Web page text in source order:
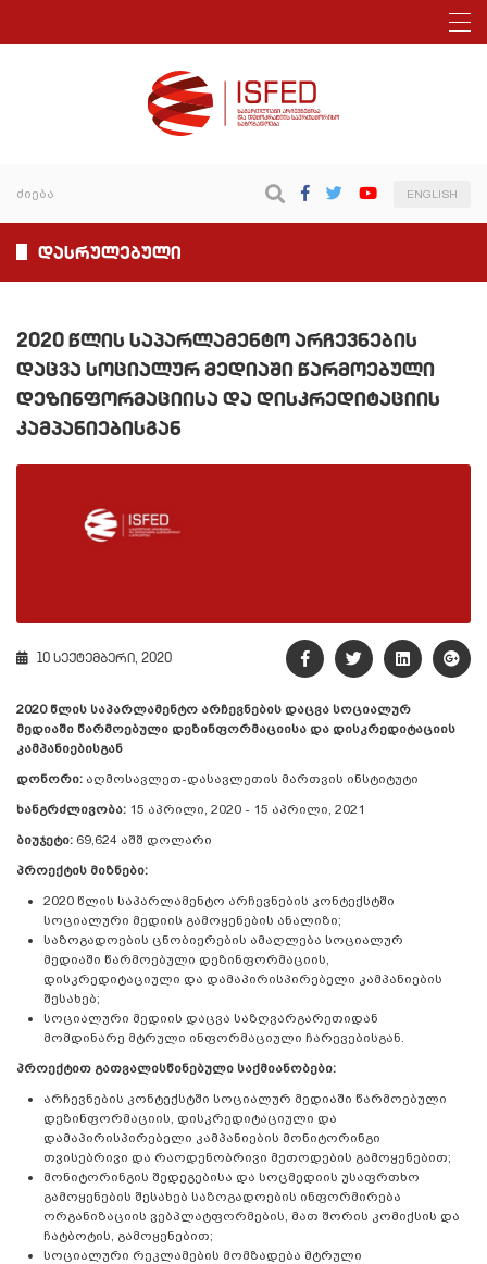
ENGLISH
დასრულებული
2020 წლის საპარლამენტო არჩევნების
დაცვა სოციალურ მედიაში წარმოებული
დეზინფორმაციისა და დისკრედიტაციის
კამპანიებისგან
10 სექტემბერი, 2020
2020 წლის საპარლამენტო არჩევნების დაცვა სოციალურ
მედიაში წარმოებული დეზინფორმაციისა და დისკრედიტაციის
კამპანიებისგან
დონორი: აღმოსავლეთ-დასავლეთის მართვის ინსტიტუტი
ხანგრძლივობა: 15 აპრილი, 2020 - 15 აპრილი, 2021
ბიუჯეტი: 69,624 აშშ დოლარი
პროექტის მიზნები:
2020 წლის საპარლამენტო არჩევნების კონტექსტში
სოციალური მედიის გამოყენების ანალიზი;
საზოგადოების ცნობიერების ამაღლება სოციალურ
მედიაში წარმოებული დეზინფორმაციის,
დისკრედიტაციული და დამაპირისპირებელი კამპანიების
შესახებ;
სოციალური მედიის დაცვა საზღვარგარეთიდან
მომდინარე მტრული ინფორმაციული ჩარევებისგან.
პროექტით გათვალისწინებული საქმიანობები:
არჩევნების კონტექსტში სოციალურ მედიაში წარმოებული
დეზინფორმაციის, დისკრედიტაციული და
დამაპირისპირებელი კამპანიების მონიტორინგი
თვისებრივი და რაოდენობრივი მეთოდების გამოყენებით;
მონიტორინგის შედეგებისა და სოცმედიის უსაფრთხო
გამოყენების შესახებ საზოგადოების ინფორმირება
ორგანიზაციის ვებპლატფორმების, მათ შორის კომიქსის და
ჩატბოტის, გამოყენებით;
სოციალური რეკლამების მომზადება მტრული